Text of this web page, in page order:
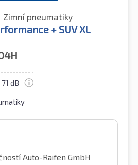
Zimní pneumatiky
+ SUV XL
71 dB
Auto-Raifen GmbH